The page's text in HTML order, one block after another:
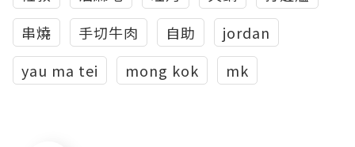
串燒
手切牛肉 自助
jordan
yau ma tei
mong kok mk